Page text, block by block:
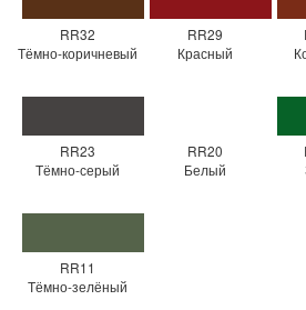
RR32
Тёмно-коричневый
RR29
Красный
RR23
Тёмно-серый
RR20
Белый
RR11
Тёмно-зелёный